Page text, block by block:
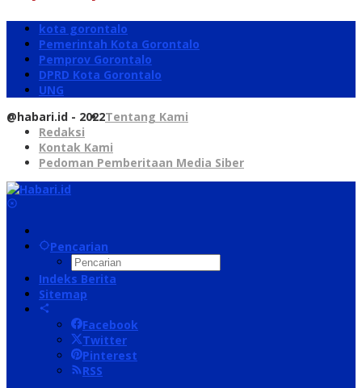
kota gorontalo
Pemerintah Kota Gorontalo
Pemprov Gorontalo
DPRD Kota Gorontalo
UNG
@habari.id - 2022Tentang Kami
Redaksi
Kontak Kami
Pedoman Pemberitaan Media Siber
Pencarian
Indeks Berita
Sitemap
Facebook
Twitter
Pinterest
RSS